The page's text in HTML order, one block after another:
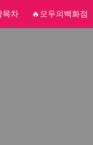
Skip to navigation
목차 🔥모두의백화점